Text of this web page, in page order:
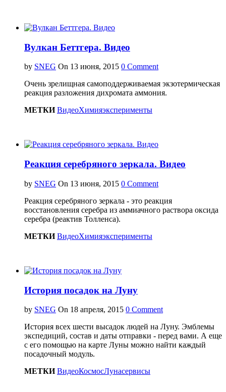
Вулкан Беттгера. Видео
by SNEG On
0 Comment
Очень зрелищная самоподдерживаемая экзотермическая
реакция разложения дихромата аммония.
МЕТКИВидеоХимияэксперименты
Реакция серебряного зеркала. Видео
by SNEG On
0 Comment
Реакция серебряного зеркала - это реакция
восстановления серебра из аммиачного раствора оксида
серебра (реактив Толленса).
МЕТКИВидеоХимияэксперименты
История посадок на Луну
by SNEG On
0 Comment
История всех шести высадок людей на Луну. Эмблемы
экспедиций, состав и даты отправки - перед вами. А еще
с его помощью на карте Луны можно найти каждый
посадочный модуль.
МЕТКИВидеоКосмосЛунасервисы